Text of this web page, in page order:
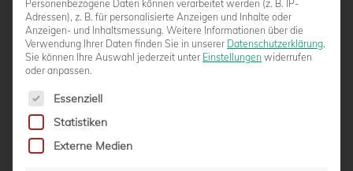
TICKETS FÜR DAS HEIMSPIEL GEGEN
Personenbezogene Daten können verarbeitet werden (z. B. IP-
Adressen), z. B. für personalisierte Anzeigen und Inhalte oder
Anzeigen- und Inhaltsmessung. Weitere Informationen über die
Verwendung Ihrer Daten finden Sie in unserer Datenschutzerklärung.
Sie können Ihre Auswahl jederzeit unter Einstellungen widerrufen
oder anpassen.
Es folgt eine Liste der Service-Gruppen, für die eine
Essenziell
Statistiken
Externe Medien